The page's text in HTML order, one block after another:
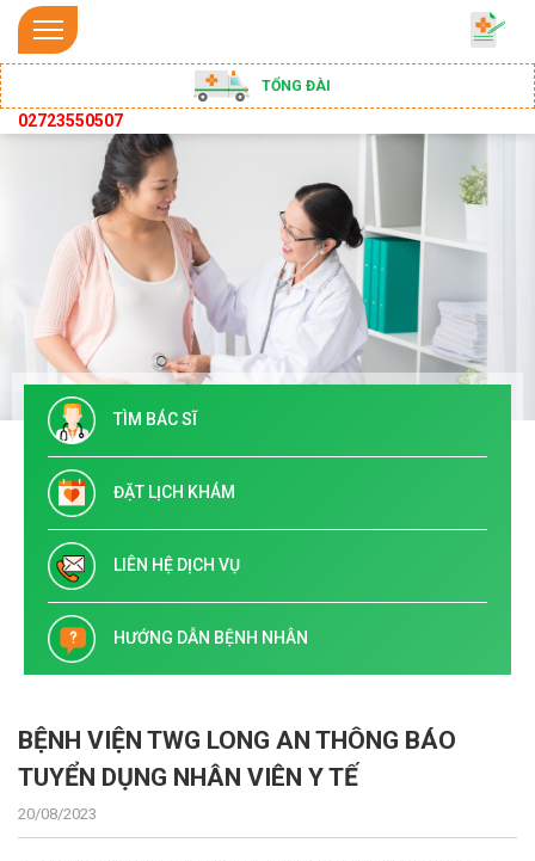
TỔNG ĐÀI
02723550507
TÌM BÁC SĨ
ĐẶT LỊCH KHÁM
LIÊN HỆ DỊCH VỤ
HƯỚNG DẪN BỆNH NHÂN
BỆNH VIỆN TWG LONG AN THÔNG BÁO
TUYỂN DỤNG NHÂN VIÊN Y TẾ
20/08/2023